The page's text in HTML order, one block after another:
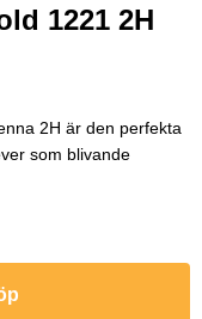
1221 2H
2H är den perfekta
som blivande